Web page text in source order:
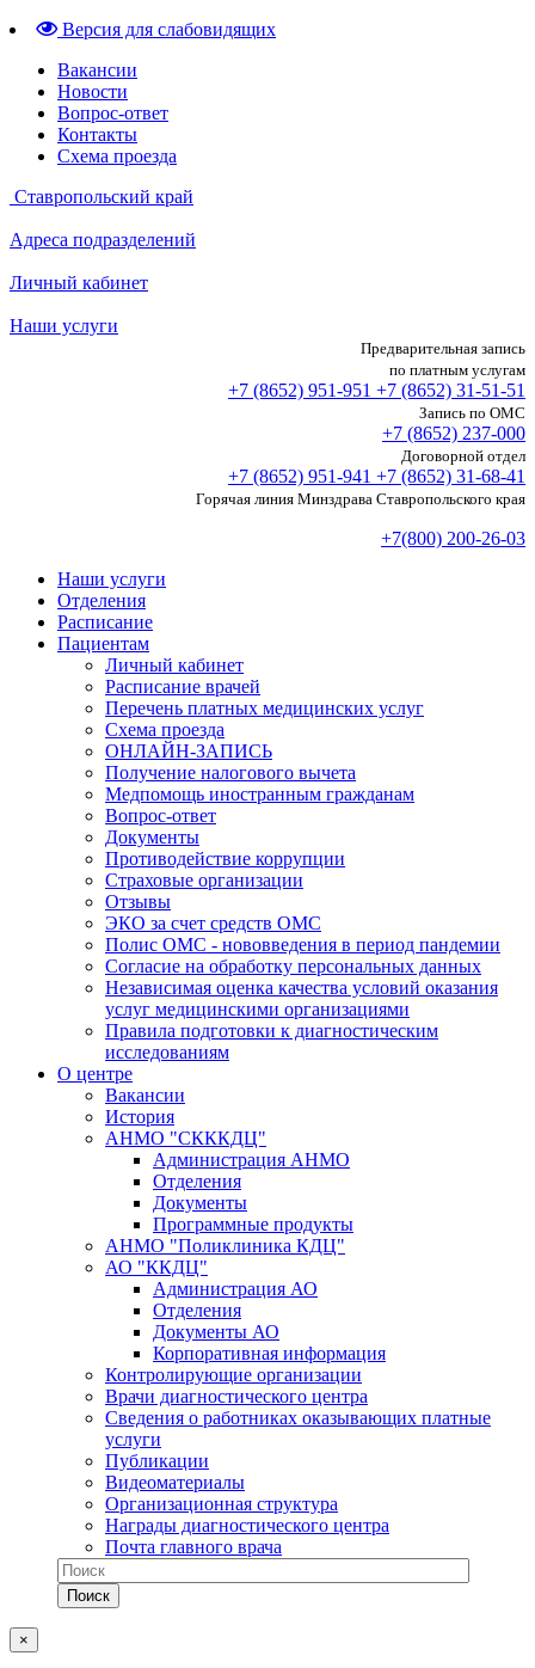
Версия для слабовидящих
Вакансии
Новости
Вопрос-ответ
Контакты
Схема проезда
Ставропольский край
Адреса подразделений
Личный кабинет
Наши услуги
Предварительная запись
по платным услугам
+7 (8652) 951-951 +7 (8652) 31-51-51
Запись по ОМС
+7 (8652) 237-000
Договорной отдел
+7 (8652) 951-941 +7 (8652) 31-68-41
Горячая линия Минздрава Ставропольского края
+7(800) 200-26-03
Наши услуги
Отделения
Расписание
Пациентам
Личный кабинет
Расписание врачей
Перечень платных медицинских услуг
Схема проезда
ОНЛАЙН-ЗАПИСЬ
Получение налогового вычета
Медпомощь иностранным гражданам
Вопрос-ответ
Документы
Противодействие коррупции
Страховые организации
Отзывы
ЭКО за счет средств ОМС
Полис ОМС - нововведения в период пандемии
Согласие на обработку персональных данных
Независимая оценка качества условий оказания
услуг медицинскими организациями
Правила подготовки к диагностическим
исследованиям
О центре
Вакансии
История
АНМО "СКККДЦ"
Администрация АНМО
Отделения
Документы
Программные продукты
АНМО "Поликлиника КДЦ"
АО "ККДЦ"
Администрация АО
Отделения
Документы АО
Корпоративная информация
Контролирующие организации
Врачи диагностического центра
Сведения о работниках оказывающих платные
услуги
Публикации
Видеоматериалы
Организационная структура
Награды диагностического центра
Почта главного врача
×